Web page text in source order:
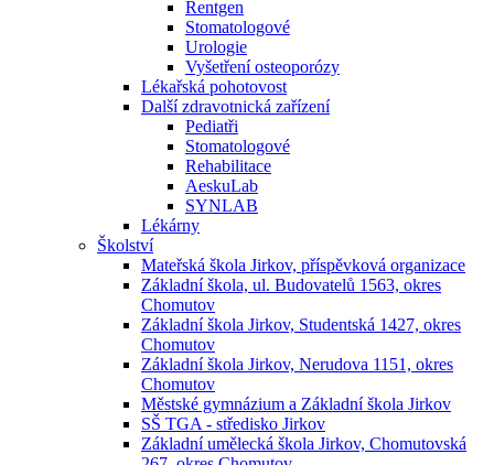
Rentgen
Stomatologové
Urologie
Vyšetření osteoporózy
Lékařská pohotovost
Další zdravotnická zařízení
Pediatři
Stomatologové
Rehabilitace
AeskuLab
SYNLAB
Lékárny
Školství
Mateřská škola Jirkov, příspěvková organizace
Základní škola, ul. Budovatelů 1563, okres
Chomutov
Základní škola Jirkov, Studentská 1427, okres
Chomutov
Základní škola Jirkov, Nerudova 1151, okres
Chomutov
Městské gymnázium a Základní škola Jirkov
SŠ TGA - středisko Jirkov
Základní umělecká škola Jirkov, Chomutovská